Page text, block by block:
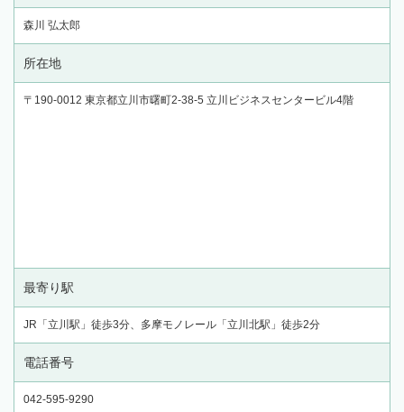
森川 弘太郎
所在地
〒190-0012 東京都立川市曙町2-38-5 立川ビジネスセンタービル4階
最寄り駅
JR「立川駅」徒歩3分、多摩モノレール「立川北駅」徒歩2分
電話番号
042-595-9290